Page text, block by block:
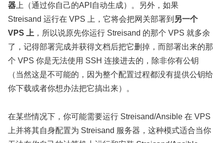
器 上（通过你自己的API自动生成）。另外，如果
Streisand 运行在 VPS 上，它将会把网关部署到 另一个
VPS 上 ，所以说原先你运行 Streisand 的那个 VPS 就多余
了，记得部署完成并获得文档后把它删掉，而部署出来的那
个 VPS 你是无法使用 SSH 连接进去的，除非你有公钥
（当然这是不可能的，因为整个配置过程都没有提供公钥给
你下载或者你想办法把它搞出来）。
在某些情况下，你可能需要运行 Streisand/Ansible 在 VPS
上并将其自身配置为 Streisand 服务器，这种模式适合当你